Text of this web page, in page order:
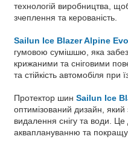
технологій виробництва,
зчеплення та керованість.
Sailun Ice Blazer Alpine
гумовою сумішшю, яка
крижаними та сніговими
та стійкість автомобіля при
Протектор шин Sailun Ice
оптимізований дизайн,
видалення снігу та води. Це
акваплануванню та